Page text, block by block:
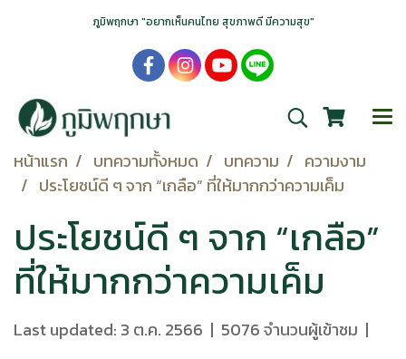
ภูมิพฤกษา "อยากเห็นคนไทย สุขภาพดี มีความสุข"
หน้าแรก บทความทั้งหมด บทความ
ความงาม
ประโยชน์ดี ๆ จาก “เกลือ” ที่ให้มากกว่าความเค็ม
ประโยชน์ดี ๆ จาก “เกลือ”
ที่ให้มากกว่าความเค็ม
Last updated: 3 ต.ค. 2566 | 5076 จำนวนผู้เข้าชม |